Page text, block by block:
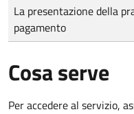
Tipo di pagamento
Importo
La presentazione della
pagamento
Cosa serve
Per accedere al servizio,